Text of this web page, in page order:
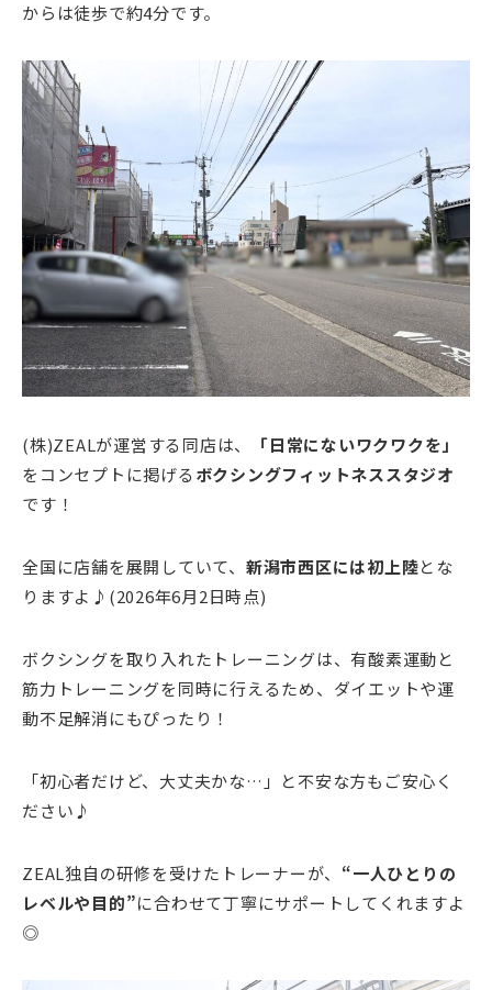
からは徒歩で約4分です。
(株)ZEALが運営する同店は、
「日常にないワクワクを」
をコンセプトに掲げる ボクシングフィットネススタジオ
です！
全国に店舗を展開していて、 新潟市西区には初上陸とな
りますよ♪(2026年6月2日時点)
ボクシングを取り入れたトレーニングは、有酸素運動と
筋力トレーニングを同時に行えるため、ダイエットや運
動不足解消にもぴったり！
「初心者だけど、大丈夫かな…」と不安な方もご安心く
ださい♪
ZEAL独自の研修を受けたトレーナーが、 “一人ひとりの
レベルや目的”に合わせて丁寧にサポートしてくれますよ
◎